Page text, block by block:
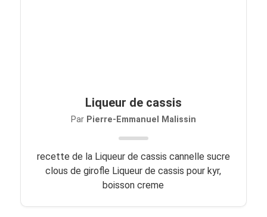
Liqueur de cassis
Par Pierre-Emmanuel Malissin
recette de la Liqueur de cassis cannelle sucre
clous de girofle Liqueur de cassis pour kyr,
boisson creme